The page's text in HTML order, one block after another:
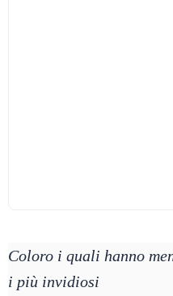
Coloro i quali hanno
i più invidiosi